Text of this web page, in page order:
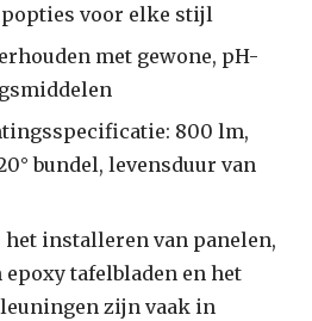
voor elke stijl
met gewone, pH-
800 lm,
bundel, levensduur van
het installeren van panelen,
tafelbladen en het
zijn vaak in